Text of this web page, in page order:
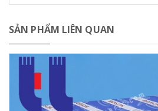
SẢN PHẨM LIÊN QUAN